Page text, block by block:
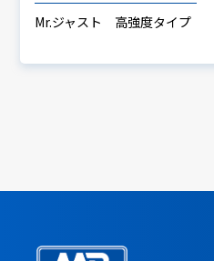
Mr.ジャスト 高強度タイプ